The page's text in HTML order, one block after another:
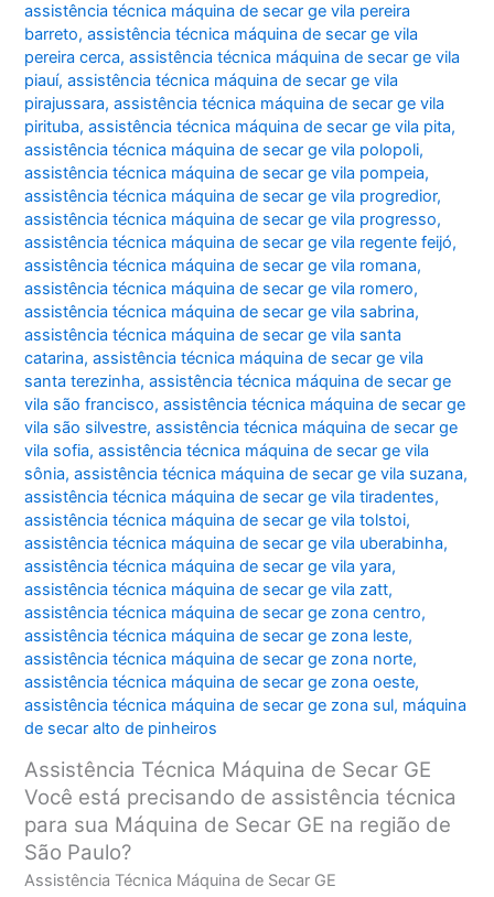
assistência técnica máquina de secar ge vila pereira
barreto,assistência técnica máquina de secar ge vila
pereira cerca,assistência técnica máquina de secar ge vila
piauí,assistência técnica máquina de secar ge vila
pirajussara,assistência técnica máquina de secar ge vila
pirituba,assistência técnica máquina de secar ge vila pita,
assistência técnica máquina de secar ge vila polopoli,
assistência técnica máquina de secar ge vila pompeia,
assistência técnica máquina de secar ge vila progredior,
assistência técnica máquina de secar ge vila progresso,
assistência técnica máquina de secar ge vila regente feijó,
assistência técnica máquina de secar ge vila romana,
assistência técnica máquina de secar ge vila romero,
assistência técnica máquina de secar ge vila sabrina,
assistência técnica máquina de secar ge vila santa
catarina,assistência técnica máquina de secar ge vila
santa terezinha,assistência técnica máquina de secar ge
vila são francisco,assistência técnica máquina de secar ge
vila são silvestre,assistência técnica máquina de secar ge
vila sofia,assistência técnica máquina de secar ge vila
sônia,assistência técnica máquina de secar ge vila suzana,
assistência técnica máquina de secar ge vila tiradentes,
assistência técnica máquina de secar ge vila tolstoi,
assistência técnica máquina de secar ge vila uberabinha,
assistência técnica máquina de secar ge vila yara,
assistência técnica máquina de secar ge vila zatt,
assistência técnica máquina de secar ge zona centro,
assistência técnica máquina de secar ge zona leste,
assistência técnica máquina de secar ge zona norte,
assistência técnica máquina de secar ge zona oeste,
assistência técnica máquina de secar ge zona sul, máquina
de secar alto de pinheiros
Assistência Técnica Máquina de Secar GE
Você está precisando de assistência técnica
para sua Máquina de Secar GE na região de
São Paulo?
Assistência Técnica Máquina de Secar GE